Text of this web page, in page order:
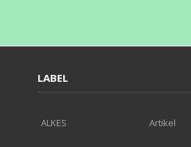
LABEL
ALKES Artikel